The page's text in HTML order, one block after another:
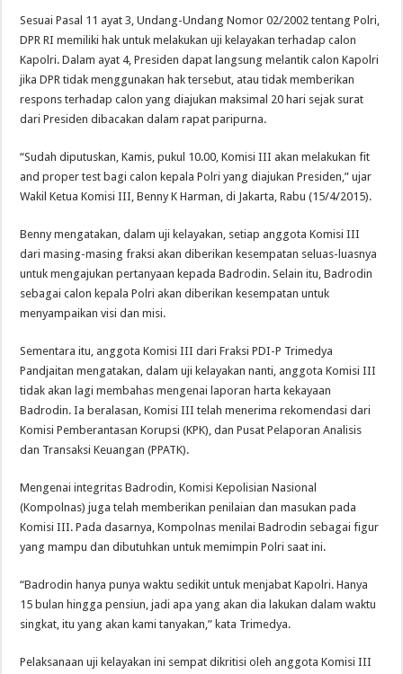
Sesuai Pasal 11 ayat 3, Undang-Undang Nomor 02/2002 tentang Polri,
DPR RI memiliki hak untuk melakukan uji kelayakan terhadap calon
Kapolri. Dalam ayat 4, Presiden dapat langsung melantik calon Kapolri
jika DPR tidak menggunakan hak tersebut, atau tidak memberikan
respons terhadap calon yang diajukan maksimal 20 hari sejak surat
dari Presiden dibacakan dalam rapat paripurna.
“Sudah diputuskan, Kamis, pukul 10.00, Komisi III akan melakukan fit
and proper test bagi calon kepala Polri yang diajukan Presiden,” ujar
Wakil Ketua Komisi III, Benny K Harman, di Jakarta, Rabu (15/4/2015).
Benny mengatakan, dalam uji kelayakan, setiap anggota Komisi III
dari masing-masing fraksi akan diberikan kesempatan seluas-luasnya
untuk mengajukan pertanyaan kepada Badrodin. Selain itu, Badrodin
sebagai calon kepala Polri akan diberikan kesempatan untuk
menyampaikan visi dan misi.
Sementara itu, anggota Komisi III dari Fraksi PDI-P Trimedya
Pandjaitan mengatakan, dalam uji kelayakan nanti, anggota Komisi III
tidak akan lagi membahas mengenai laporan harta kekayaan
Badrodin. Ia beralasan, Komisi III telah menerima rekomendasi dari
Komisi Pemberantasan Korupsi (KPK), dan Pusat Pelaporan Analisis
dan Transaksi Keuangan (PPATK).
Mengenai integritas Badrodin, Komisi Kepolisian Nasional
(Kompolnas) juga telah memberikan penilaian dan masukan pada
Komisi III. Pada dasarnya, Kompolnas menilai Badrodin sebagai figur
yang mampu dan dibutuhkan untuk memimpin Polri saat ini.
“Badrodin hanya punya waktu sedikit untuk menjabat Kapolri. Hanya
15 bulan hingga pensiun, jadi apa yang akan dia lakukan dalam waktu
singkat, itu yang akan kami tanyakan,” kata Trimedya.
Pelaksanaan uji kelayakan ini sempat dikritisi oleh anggota Komisi III